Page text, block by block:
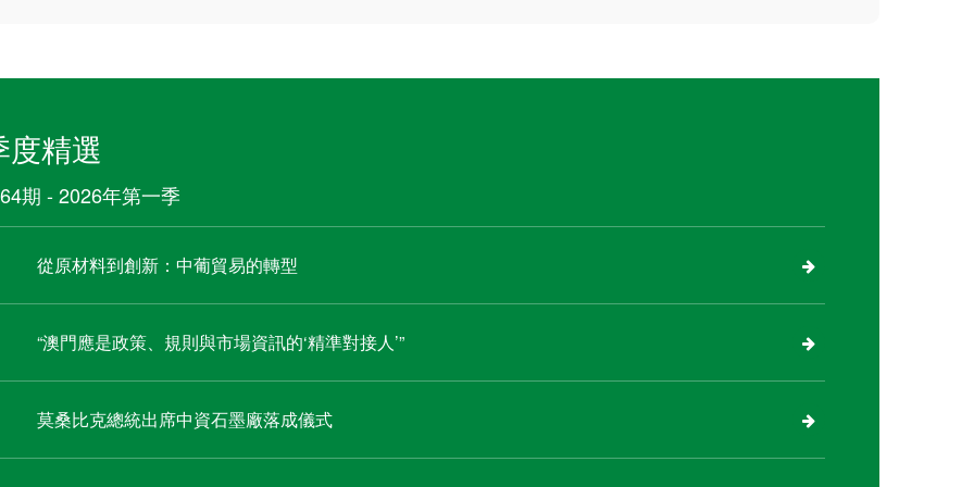
度精選
期 - 2026年第一季
從原材料到創新：中葡貿易的轉型
“澳門應是政策、規則與市場資訊的‘精準對接人’”
莫桑比克總統出席中資石墨廠落成儀式